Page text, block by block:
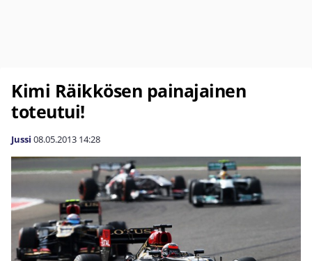
Kimi Räikkösen painajainen
toteutui!
Jussi 08.05.2013 14:28